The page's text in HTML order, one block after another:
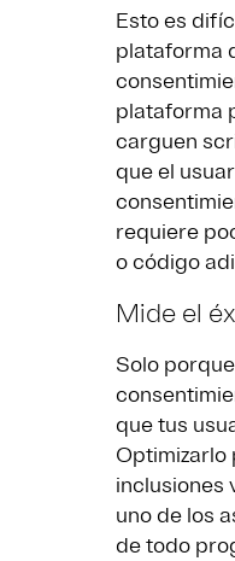
Esto es
plataforma
plataforma
carguen
que el
requiere
o código
Mide el
Solo
que tus
Optimizarlo
inclusiones
uno de los
de todo